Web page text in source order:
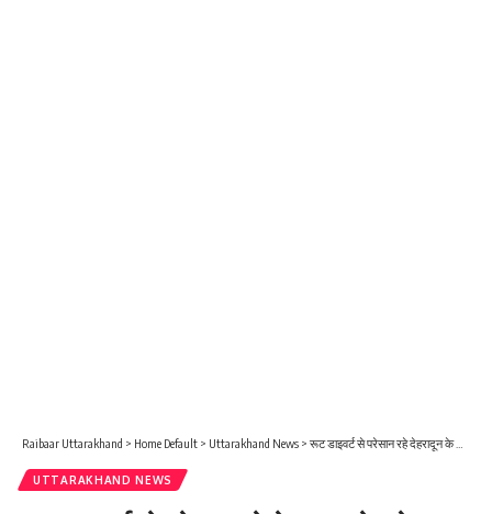
Raibaar Uttarakhand > Home Default > Uttarakhand News > रूट डाइवर्ट से परेसान रहे देहरादून के लोग देखिये कल भी कहां कहां रहेगा रूट डाइवर्ट
UTTARAKHAND NEWS